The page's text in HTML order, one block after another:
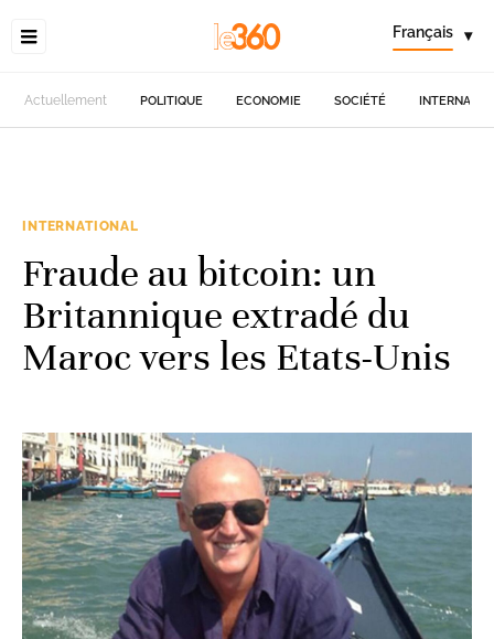
Français ▾
Actuellement POLITIQUE ECONOMIE SOCIÉTÉ
INTERNATIONAL
Fraude au bitcoin: un
Britannique extradé du
Maroc vers les Etats-Unis